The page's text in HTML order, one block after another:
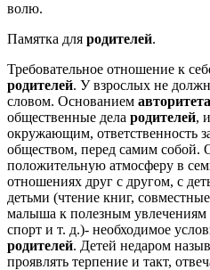
волю.
Памятка для родителей.
Требовательное отношение к
родителей. У взрослых не
словом. Основанием авторитета
общественные дела родителей,
окружающим, ответственность
обществом, перед самим собой.
положительную атмосферу в
отношениях друг с другом, с
детьми (чтение книг,
малыша к полезным увлечениям
спорт и т. д.)- необходимое
родителей. Детей недаром
проявлять терпение и такт,